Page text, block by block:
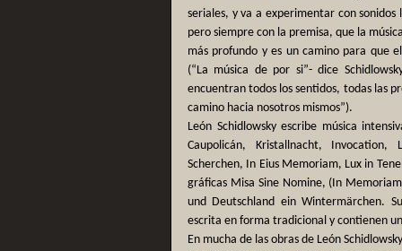
seriales, y va a experimentar con
pero siempre con la premisa, que la
más profundo y es un camino para que
(“La música de por si”- dice
encuentran todos los sentidos, todas las
camino hacia nosotros mismos”).
León Schidlowsky escribe música
Caupolicán, Kristallnacht,
Scherchen, In Eius Memoriam, Lux in
gráficas Misa Sine Nomine, (In
und Deutschland ein Wintermärchen.
escrita en forma tradicional y contienen
En mucha de las obras de León